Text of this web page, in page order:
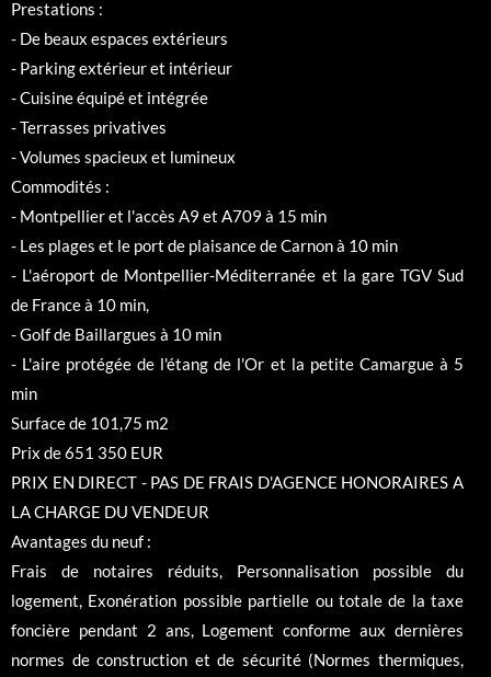
Prestations :
- De beaux espaces extérieurs
- Parking extérieur et intérieur
- Cuisine équipé et intégrée
- Terrasses privatives
- Volumes spacieux et lumineux
Commodités :
- Montpellier et l'accès A9 et A709 à 15 min
- Les plages et le port de plaisance de Carnon à 10 min
- L'aéroport de Montpellier-Méditerranée et la gare TGV Sud
de France à 10 min,
- Golf de Baillargues à 10 min
- L'aire protégée de l'étang de l'Or et la petite Camargue à 5
min
Surface de 101,75 m2
Prix de 651 350 EUR
PRIX EN DIRECT - PAS DE FRAIS D'AGENCE HONORAIRES A
LA CHARGE DU VENDEUR
Avantages du neuf :
Frais de notaires réduits, Personnalisation possible du
logement, Exonération possible partielle ou totale de la taxe
foncière pendant 2 ans, Logement conforme aux dernières
normes de construction et de sécurité (Normes thermiques,